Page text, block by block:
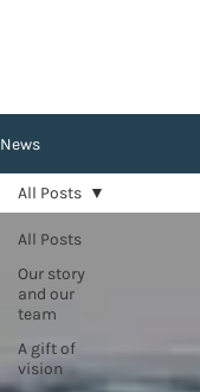
News
All Posts
Our story
and our
team
A gift of
vision
All Posts